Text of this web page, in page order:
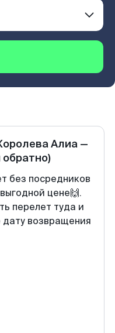
Алиа —
обратно)
без посредников
цене🙌.
перелет туда и
дату возвращения